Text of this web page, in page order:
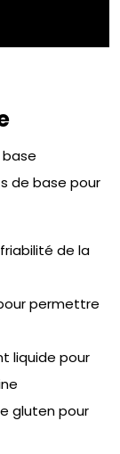
de base pour
de la
permettre
liquide pour
gluten pour